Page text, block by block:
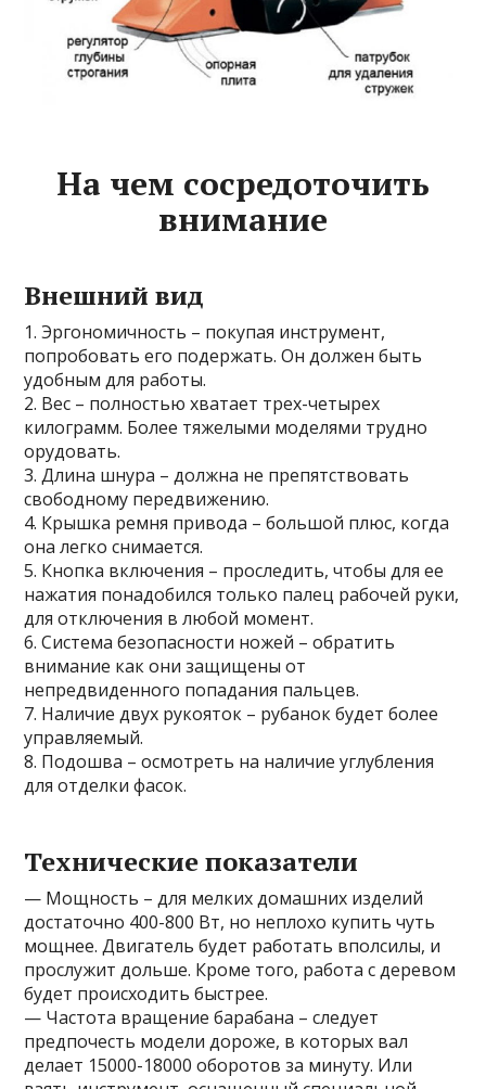
На чем сосредоточить
внимание
Внешний вид
1. Эргономичность – покупая инструмент,
попробовать его подержать. Он должен быть
удобным для работы.
2. Вес – полностью хватает трех-четырех
килограмм. Более тяжелыми моделями трудно
орудовать.
3. Длина шнура – должна не препятствовать
свободному передвижению.
4. Крышка ремня привода – большой плюс, когда
она легко снимается.
5. Кнопка включения – проследить, чтобы для ее
нажатия понадобился только палец рабочей руки,
для отключения в любой момент.
6. Система безопасности ножей – обратить
внимание как они защищены от
непредвиденного попадания пальцев.
7. Наличие двух рукояток – рубанок будет более
управляемый.
8. Подошва – осмотреть на наличие углубления
для отделки фасок.
Технические показатели
— Мощность – для мелких домашних изделий
достаточно 400-800 Вт, но неплохо купить чуть
мощнее. Двигатель будет работать вполсилы, и
прослужит дольше. Кроме того, работа с деревом
будет происходить быстрее.
— Частота вращение барабана – следует
предпочесть модели дороже, в которых вал
делает 15000-18000 оборотов за минуту. Или